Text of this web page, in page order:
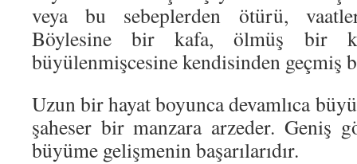
veya bu sebeplerden ötürü,
Böylesine bir kafa, ölmüş bir
büyülenmişcesine kendisinden geçmiş
Uzun bir hayat boyunca devamlıca
şaheser bir manzara arzeder. Geniş
büyüme gelişmenin başarılarıdır.